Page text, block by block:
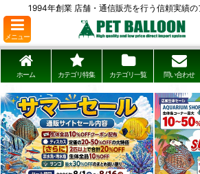
1994年創業 店舗・通信販売を行う信頼実績
メニュー
ホーム カテゴリ特集 カテゴリ一覧 問い合わせ